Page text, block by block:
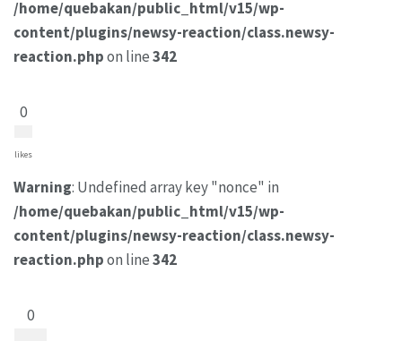
/home/quebakan/public_html/v15/wp-
content/plugins/newsy-reaction/class.newsy-
reaction.phpon line342
0
likes
Warning: Undefined array key "nonce" in
/home/quebakan/public_html/v15/wp-
content/plugins/newsy-reaction/class.newsy-
reaction.phpon line342
0